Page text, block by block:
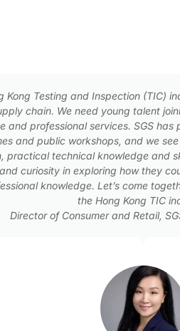
The food industry is striving its best
consumers. We need well-trained
from the source, throughout the
There has always been a
professionals. This program is
Executive Vice-President, Technical
Dr.